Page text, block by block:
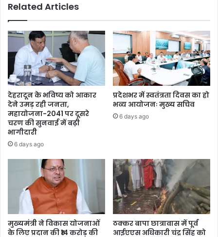
Related Articles
देहरादून के भविष्य को आकार
देने उमड़ रही जनता,
महायोजना-2041 पर दूसरे
चरण की सुनवाई में बढ़ी
भागीदारी
6 days ago
प्रदेशभर में स्वतंत्रता दिवस का हो
भव्य आयोजनः मुख्य सचिव
6 days ago
मुख्यमंत्री ने विकास योजनाओं
के लिए प्रदान की ₹14 करोड़ की
ठक्कर बापा छात्रावास में पूर्व
आईएएस अधिकारी चंद्र सिंह को